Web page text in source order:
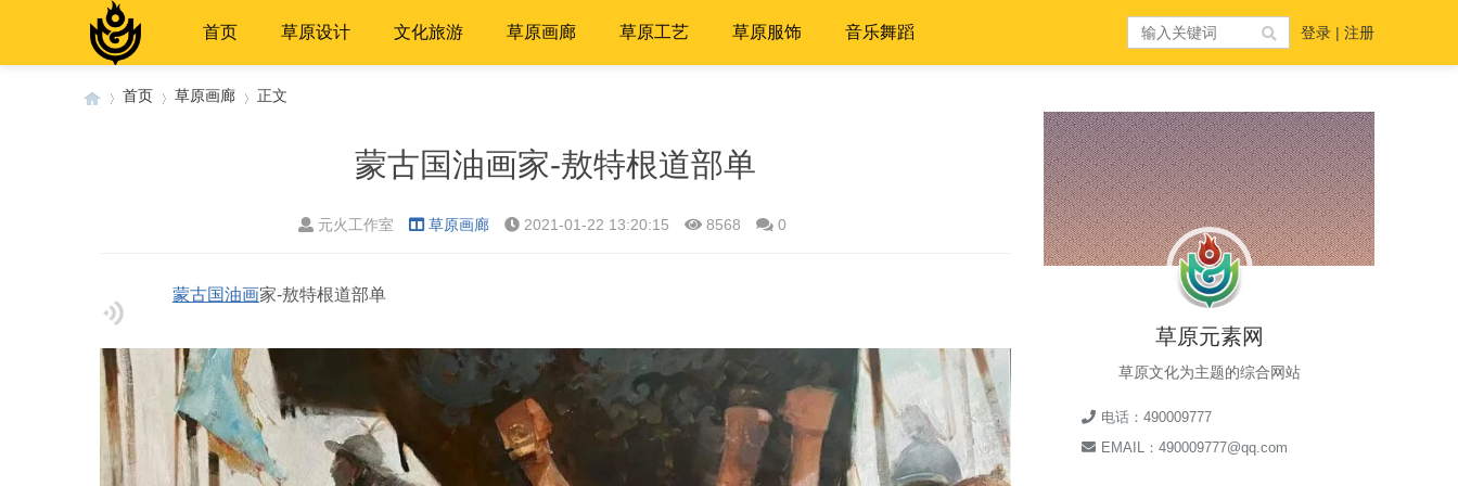
首页 草原设计 文化旅游 草原画廊 草原工艺 草原服饰 音乐舞蹈 登录 | 注册
首页 草原画廊 正文
蒙古国油画家-敖特根道部单
元火工作室 草原画廊 2021-01-22 13:20:15 8568 0
蒙古国油画家-敖特根道部单
草原元素网
草原文化为主题的综合网站
电话：490009777
EMAIL：490009777@qq.com